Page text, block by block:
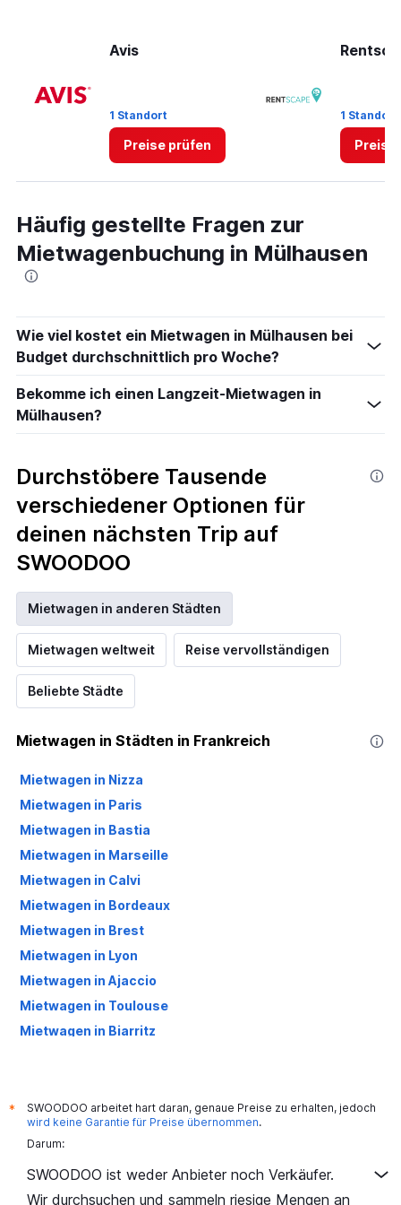
to
Avis
1 Standort
Preise prüfen
1 Standort
Preise
Häufig gestellte Fragen zur
Mietwagenbuchung in Mülhausen
Wie viel kostet ein Mietwagen in Mülhausen bei
Budget durchschnittlich pro Woche?
Bekomme ich einen Langzeit-Mietwagen in
Mülhausen?
Durchstöbere Tausende
verschiedener Optionen für
deinen nächsten Trip auf
SWOODOO
Mietwagen in anderen Städten
Mietwagen weltweit Reise vervollständigen
Beliebte Städte
Mietwagen in Städten in Frankreich
Mietwagen in Nizza
Mietwagen in Paris
Mietwagen in Bastia
Mietwagen in Marseille
Mietwagen in Calvi
Mietwagen in Bordeaux
Mietwagen in Brest
Mietwagen in Lyon
Mietwagen in Ajaccio
Mietwagen in Toulouse
Mietwagen in Biarritz
Mietwagen in Figari
Mietwagen in Cannes
Mietwagen in Saint-Tropez
*
SWOODOO arbeitet hart daran, genaue Preise zu erhalten, jedoch
wird keine Garantie für Preise übernommen.
Darum:
SWOODOO ist weder Anbieter noch Verkäufer.
Wir durchsuchen und sammeln riesige Mengen an